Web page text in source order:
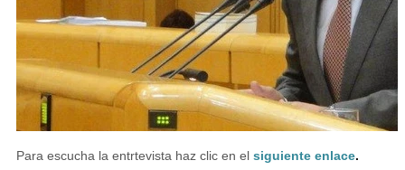
Para escucha la entrtevista haz clic en el siguiente enlace.